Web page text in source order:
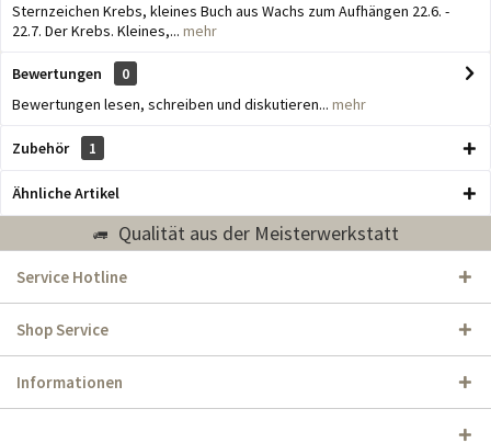
Sternzeichen Krebs, kleines Buch aus Wachs zum Aufhängen 22.6. -
22.7. Der Krebs. Kleines,... mehr
Bewertungen
0
Bewertungen lesen, schreiben und diskutieren... mehr
Zubehör 1
Ähnliche Artikel
Qualität aus der Meisterwerkstatt
Service Hotline
Shop Service
Informationen